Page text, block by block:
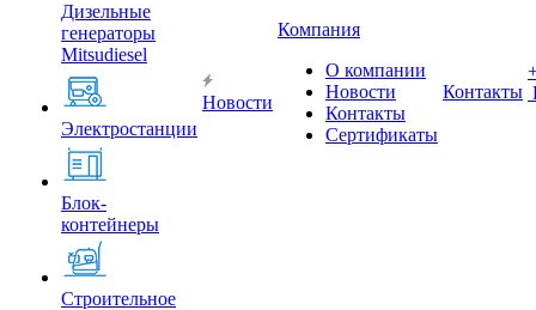
Дизельные
генераторы
Mitsudiesel
Электростанции
Блок-
контейнеры
Строительное
Новости
Компания
О компании
Новости
Контакты
Сертификаты
Контакты